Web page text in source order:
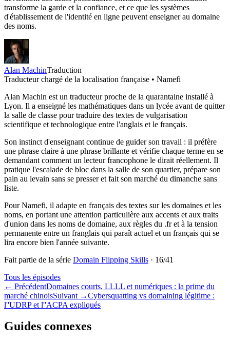
transforme la garde et la confiance, et ce que les systèmes
d'établissement de l'identité en ligne peuvent enseigner au domaine
des noms.
Alan MachinTraduction
Traducteur chargé de la localisation française • Namefi
Alan Machin est un traducteur proche de la quarantaine installé à
Lyon. Il a enseigné les mathématiques dans un lycée avant de quitter
la salle de classe pour traduire des textes de vulgarisation
scientifique et technologique entre l'anglais et le français.
Son instinct d'enseignant continue de guider son travail : il préfère
une phrase claire à une phrase brillante et vérifie chaque terme en se
demandant comment un lecteur francophone le dirait réellement. Il
pratique l'escalade de bloc dans la salle de son quartier, prépare son
pain au levain sans se presser et fait son marché du dimanche sans
liste.
Pour Namefi, il adapte en français des textes sur les domaines et les
noms, en portant une attention particulière aux accents et aux traits
d'union dans les noms de domaine, aux règles du .fr et à la tension
permanente entre un franglais qui paraît actuel et un français qui se
lira encore bien l'année suivante.
Fait partie de la série Domain Flipping Skills · 16/41
Tous les épisodes
← PrécédentDomaines courts, LLLL et numériques : la prime du
marché chinoisSuivant →Cybersquatting vs domaining légitime :
l''UDRP et l''ACPA expliqués
Guides connexes